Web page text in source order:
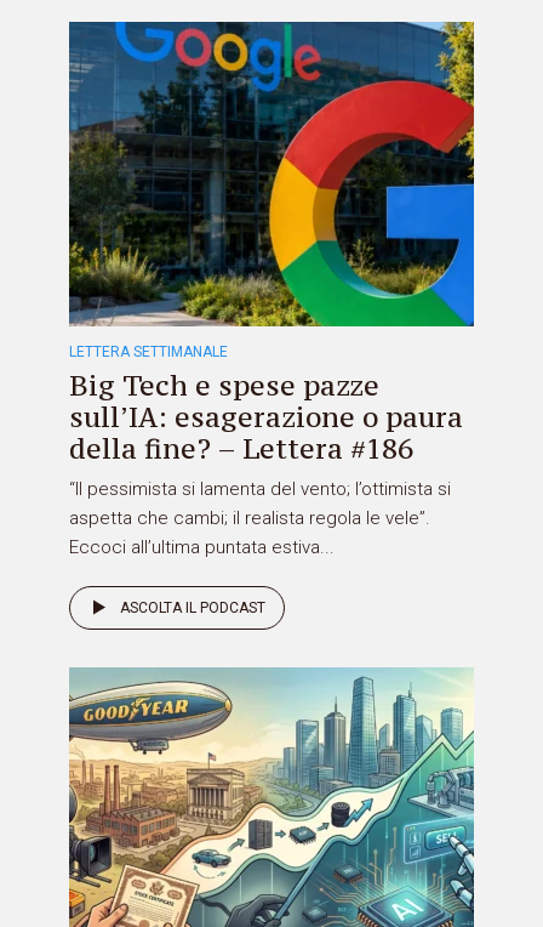
LETTERA SETTIMANALE
Big Tech e spese pazze
sull’IA: esagerazione o paura
della fine? – Lettera #186
“Il pessimista si lamenta del vento; l’ottimista si
aspetta che cambi; il realista regola le vele”.
Eccoci all’ultima puntata estiva...
ASCOLTA IL PODCAST